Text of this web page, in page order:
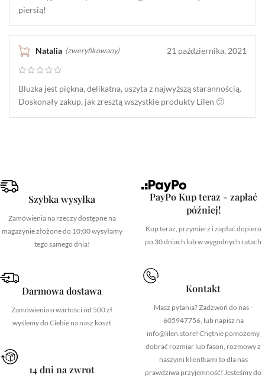
piersią!
Natalia (zweryfikowany) 21 października, 2021
Bluzka jest piękna, delikatna, uszyta z najwyższą starannością.
Doskonały zakup, jak zresztą wszystkie produkty Lilen 🙂
Szybka wysyłka
Zamówienia na rzeczy dostępne na
magazynie złożone do 10:00 wysyłamy
tego samego dnia!
Darmowa dostawa
Zamówienia o wartości od 500 zł
wyślemy do Ciebie na nasz koszt
14 dni na zwrot
PayPo Kup teraz - zapłać
później!
Kup teraz, przymierz i zapłać dopiero
po 30 dniach lub w wygodnych ratach
Kontakt
Masz pytania? Zadzwoń do nas -
605947756, lub napisz na
info@lilen.store! Chętnie pomożemy
dobrać rozmiar lub fason, rozmowy z
naszymi klientkami to dla nas
prawdziwa przyjemność! Jesteśmy do